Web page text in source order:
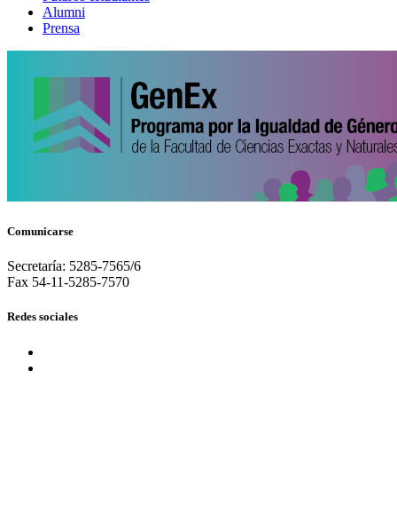
Alumni
Prensa
Comunicarse
Secretaría: 5285-7565/6
Fax 54-11-5285-7570
Redes sociales